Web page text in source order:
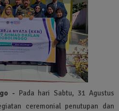
- Pada hari Sabtu, 31 Agustus
ceremonial penutupan dan